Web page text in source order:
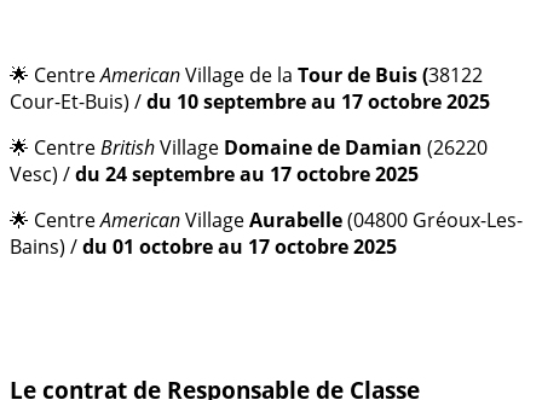
🌟 CentreAmericanVillage de la Tour de Buis (38122
Cour-Et-Buis) /du 10 septembre au 17 octobre 2025
🌟 CentreBritishVillage Domaine de Damian (26220
Vesc) /du 24 septembre au 17 octobre 2025
🌟 CentreAmericanVillageAurabelle(04800 Gréoux-Les-
Bains) /du 01 octobre au 17 octobre 2025
Le contrat de Responsable de Classe